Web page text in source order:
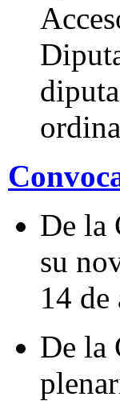
De la
su
14 de
De la